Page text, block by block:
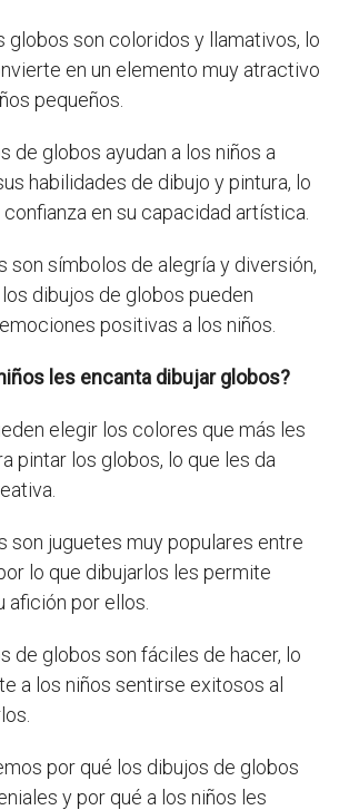
globos son coloridos y llamativos, lo
en un elemento muy atractivo
pequeños.
de globos ayudan a los niños a
habilidades de dibujo y pintura, lo
en su capacidad artística.
son símbolos de alegría y diversión,
dibujos de globos pueden
positivas a los niños.
les encanta dibujar globos?
elegir los colores que más les
pintar los globos, lo que les da
son juguetes muy populares entre
lo que dibujarlos les permite
afición por ellos.
de globos son fáciles de hacer, lo
a los niños sentirse exitosos al
por qué los dibujos de globos
y por qué a los niños les